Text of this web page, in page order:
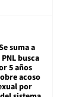
suma a
busca
5 años
acoso
por